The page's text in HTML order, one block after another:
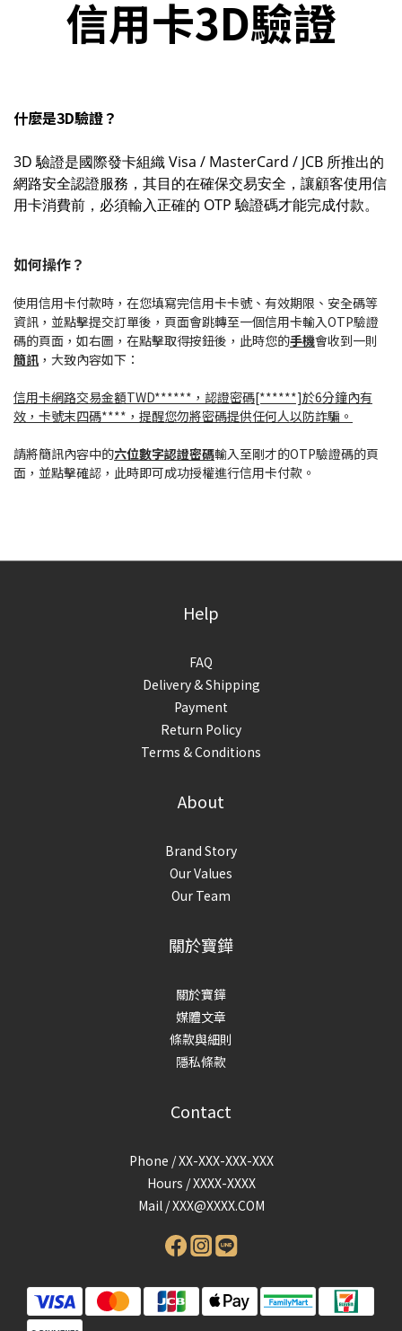
信用卡3D驗證
什麼是3D驗證？
3D 驗證是國際發卡組織 Visa / MasterCard / JCB 所推出的
網路安全認證服務，其目的在確保交易安全，讓顧客使用信
用卡消費前，必須輸入正確的 OTP 驗證碼才能完成付款。
如何操作？
使用信用卡付款時，在您填寫完信用卡卡號、有效期限、安全碼等
資訊，並點擊提交訂單後，頁面會跳轉至一個信用卡輸入OTP驗證
碼的頁面，如右圖，在點擊取得按鈕後，此時您的手機會收到一則
簡訊 ，大致內容如下：
信用卡網路交易金額TWD******，認證密碼[******]於6分鐘內有
效，卡號末四碼****，提醒您勿將密碼提供任何人以防詐騙。
請將簡訊內容中的六位數字認證密碼輸入至剛才的OTP驗證碼的頁
面，並點擊確認，此時即可成功授權進行信用卡付款。
Help
FAQ
Delivery & Shipping
Payment
Return Policy
Terms & Conditions
About
Brand Story
Our Values
Our Team
關於寶鏵
關於寶鏵
媒體文章
條款與細則
隱私條款
Contact
Phone / XX-XXX-XXX-XXX
Hours / XXXX-XXXX
Mail /XXX@XXXX.COM